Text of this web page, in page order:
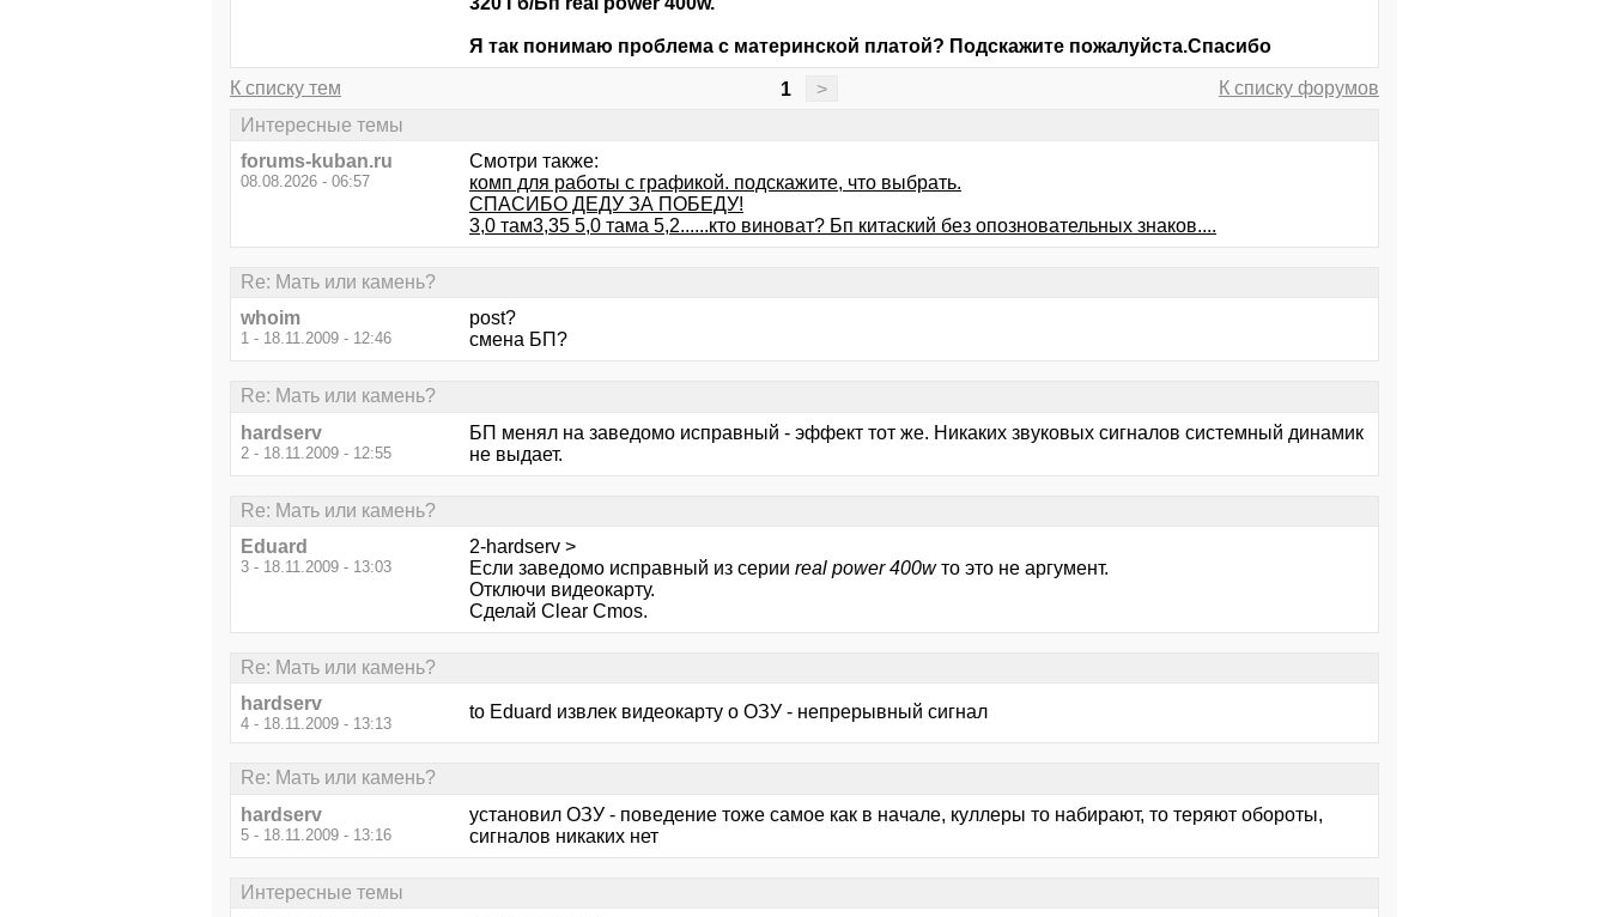
Я так понимаю проблема с материнской платой? Подскажите пожалуйста.Спасибо
К списку тем 1 >
К списку форумов
Интересные темы
forums-kuban.ru
08.08.2026 - 06:57
Смотри также:
комп для работы с графикой. подскажите, что выбрать.
СПАСИБО ДЕДУ ЗА ПОБЕДУ!
3,0 там3,35 5,0 тама 5,2......кто виноват? Бп китаский без опозновательных знаков....
Re: Мать или камень?
whoim
1 - 18.11.2009 - 12:46
post?
смена БП?
Re: Мать или камень?
hardserv
2 - 18.11.2009 - 12:55
БП менял на заведомо исправный - эффект тот же. Никаких звуковых сигналов системный динамик
не выдает.
Re: Мать или камень?
Eduard
3 - 18.11.2009 - 13:03
2-hardserv >
Если заведомо исправный из серии real power 400wто это не аргумент.
Отключи видеокарту.
Сделай Clear Cmos.
Re: Мать или камень?
hardserv
4 - 18.11.2009 - 13:13
to Eduard извлек видеокарту о ОЗУ - непрерывный сигнал
Re: Мать или камень?
hardserv
5 - 18.11.2009 - 13:16
установил ОЗУ - поведение тоже самое как в начале, куллеры то набирают, то теряют обороты,
сигналов никаких нет
Интересные темы